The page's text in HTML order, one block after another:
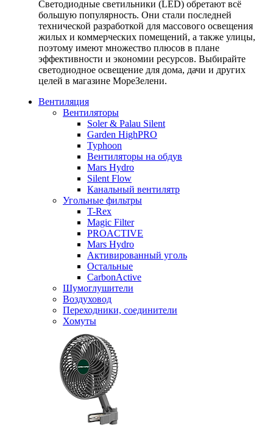
Светодиодные светильники (LED) обретают всё
большую популярность. Они стали последней
технической разработкой для массового освещения
жилых и коммерческих помещений, а также улицы,
поэтому имеют множество плюсов в плане
эффективности и экономии ресурсов. Выбирайте
светодиодное освещение для дома, дачи и других
целей в магазине МореЗелени.
Вентиляция
Вентиляторы
Soler & Palau Silent
Garden HighPRO
Typhoon
Вентиляторы на обдув
Mars Hydro
Silent Flow
Канальный вентилятр
Угольные фильтры
T-Rex
Magic Filter
PROACTIVE
Mars Hydro
Активированный уголь
Остальные
CarbonActive
Шумоглушители
Воздуховод
Переходники, соединители
Хомуты